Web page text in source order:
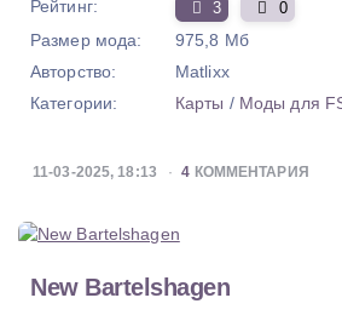
Рейтинг: 3 0
Размер мода:
975,8 Мб
Авторство:
Matlixx
Категории:
Карты / Моды для
11-03-2025, 18:13 4 КОММЕНТАРИЯ
New Bartelshagen